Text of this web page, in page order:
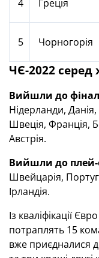
4 Греція
5 Чорногорія
ЧЄ-2022
Вийшли до
Нідерланди, Данія,
Швеція, Франція,
Австрія.
Вийшли до плей-
Швейцарія,
Ірландія.
Із кваліфікації
потраплять 15
вже приєдналися